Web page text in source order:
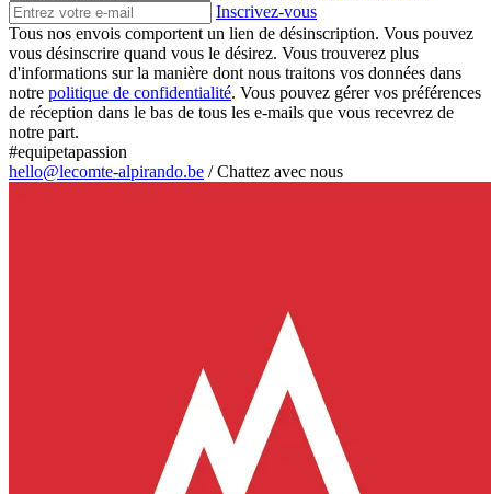
Inscrivez-vous
Tous nos envois comportent un lien de désinscription. Vous pouvez
vous désinscrire quand vous le désirez. Vous trouverez plus
d'informations sur la manière dont nous traitons vos données dans
notre politique de confidentialité. Vous pouvez gérer vos préférences
de réception dans le bas de tous les e-mails que vous recevrez de
notre part.
#equipetapassion
hello@lecomte-alpirando.be /Chattez avec nous